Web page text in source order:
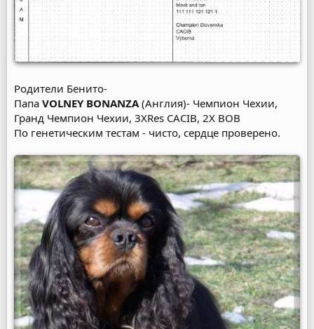
Родители Бенито-
Папа VOLNEY BONANZA(Англия)- Чемпион Чехии,
Гранд Чемпион Чехии, 3ХRes CACIB, 2Х BOB
По генетическим тестам - чисто, сердце проверено.